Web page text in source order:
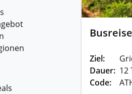
Ziel:
Dauer: 12
Code: